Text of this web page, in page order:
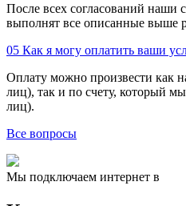
После всех согласований наши
выполнят все описанные выше
05 Как я могу оплатить ваши
Оплату можно произвести как
лиц), так и по счету, который
лиц).
Все вопросы
Мы подключаем интернет в